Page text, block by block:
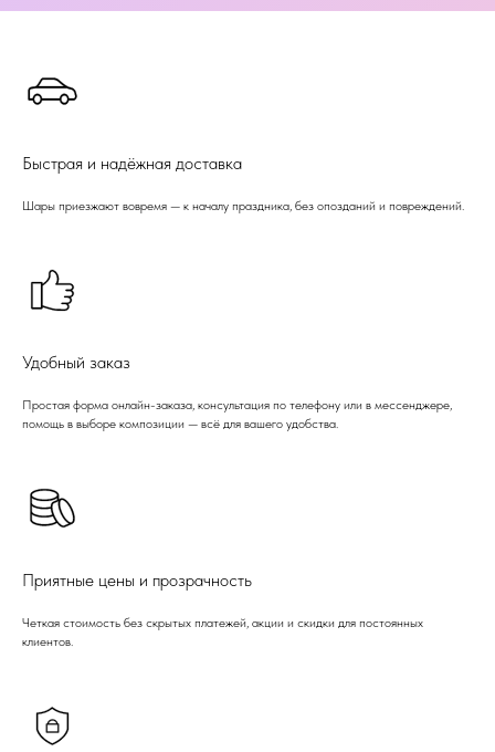
Быстрая и надёжная доставка
Шары приезжают вовремя — к началу праздника, без опозданий и повреждений.
Удобный заказ
Простая форма онлайн-заказа, консультация по телефону или в мессенджере,
помощь в выборе композиции — всё для вашего удобства.
Приятные цены и прозрачность
Четкая стоимость без скрытых платежей, акции и скидки для постоянных
клиентов.